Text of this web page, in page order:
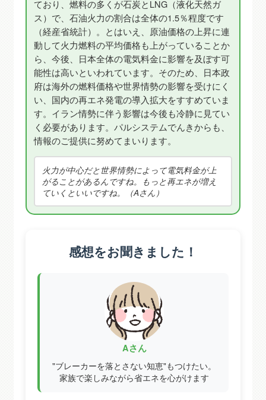
ており、燃料の多くが石炭とLNG（液化天然ガ
ス）で、石油火力の割合は全体の1.5％程度です
（経産省統計）。とはいえ、原油価格の上昇に連
動して火力燃料の平均価格も上がっていることか
ら、今後、日本全体の電気料金に影響を及ぼす可
能性は高いといわれています。そのため、日本政
府は海外の燃料価格や世界情勢の影響を受けにく
い、国内の再エネ発電の導入拡大をすすめていま
す。イラン情勢に伴う影響は今後も冷静に見てい
く必要があります。パルシステムでんきからも、
情報のご提供に努めてまいります。
火力が中心だと世界情勢によって電気料金が上
がることがあるんですね。もっと再エネが増え
ていくといいですね。（Aさん）
感想をお聞きました！
A
Aさん
"ブレーカーを落とさない知恵"もつけたい。
家族で楽しみながら省エネを心がけます